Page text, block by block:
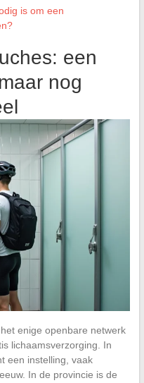
is om een
een
nog
enige openbare netwerk
lichaamsverzorging. In
een instelling, vaak
In de provincie is de